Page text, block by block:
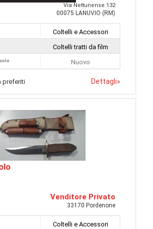
Via Nettunense 132
00075 LANUVIO (RM)
Coltelli e Accessori
Coltelli tratti da film
Nuovo
preferiti Dettagli»
Venditore Privato
33170 Pordenone
Coltelli e Accessori